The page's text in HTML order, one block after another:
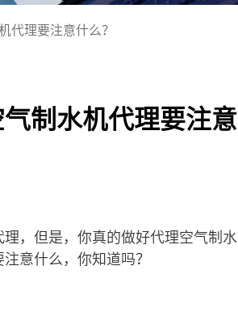
代理要注意什么？
制水机代理要注意
，但是，你真的做好代理空气制水
意什么，你知道吗？